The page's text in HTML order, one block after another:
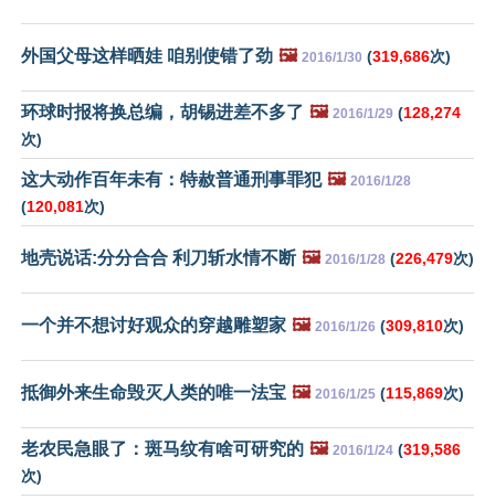
外国父母这样晒娃 咱别使错了劲 🖼️ 2016/1/30 (319,686次)
环球时报将换总编，胡锡进差不多了 🖼️ 2016/1/29 (128,274
次)
这大动作百年未有：特赦普通刑事罪犯 🖼️ 2016/1/28
(120,081次)
地壳说话:分分合合 利刀斩水情不断 🖼️ 2016/1/28 (226,479次)
一个并不想讨好观众的穿越雕塑家 🖼️ 2016/1/26 (309,810次)
抵御外来生命毁灭人类的唯一法宝 🖼️ 2016/1/25 (115,869次)
老农民急眼了：斑马纹有啥可研究的 🖼️ 2016/1/24 (319,586
次)